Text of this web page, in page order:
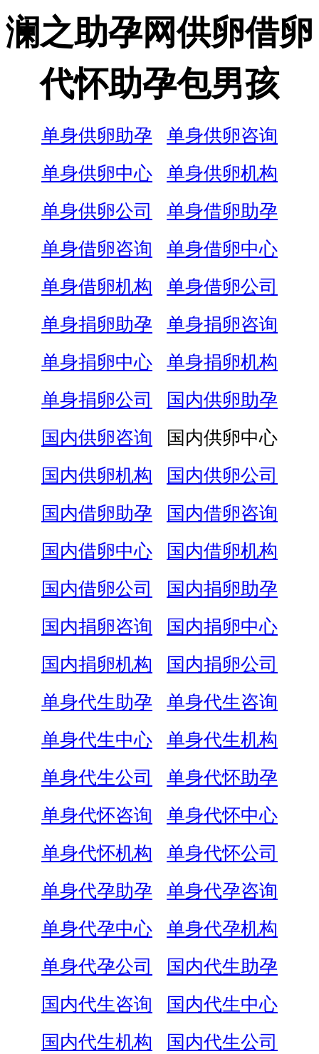
澜之助孕网供卵借卵
代怀助孕包男孩
单身供卵助孕
单身供卵咨询
单身供卵中心
单身供卵机构
单身供卵公司
单身借卵助孕
单身借卵咨询
单身借卵中心
单身借卵机构
单身借卵公司
单身捐卵助孕
单身捐卵咨询
单身捐卵中心
单身捐卵机构
单身捐卵公司
国内供卵助孕
国内供卵咨询
国内供卵中心
国内供卵机构
国内供卵公司
国内借卵助孕
国内借卵咨询
国内借卵中心
国内借卵机构
国内借卵公司
国内捐卵助孕
国内捐卵咨询
国内捐卵中心
国内捐卵机构
国内捐卵公司
单身代生助孕
单身代生咨询
单身代生中心
单身代生机构
单身代生公司
单身代怀助孕
单身代怀咨询
单身代怀中心
单身代怀机构
单身代怀公司
单身代孕助孕
单身代孕咨询
单身代孕中心
单身代孕机构
单身代孕公司
国内代生助孕
国内代生咨询
国内代生中心
国内代生机构
国内代生公司